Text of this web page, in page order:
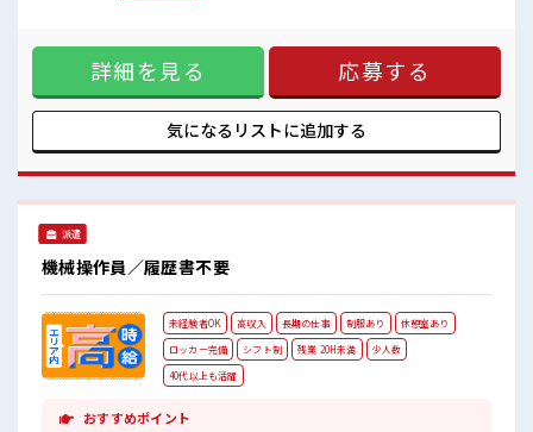
高収入もバッチリ目指せますよ！
ジするのは不安だけど、 しっかり働く環境が整っています！
イチからスキルUP・ステップUP目指していきましょう！ ≪
様々なお仕事をご提案≫ 一人で悩まず気軽に相談できる、 派
遣のお仕事です！ ■職場の雰囲気 一緒に働く仲間ともなじみ
やすい少人数の職場☆ 休憩室完備でランチや休憩も充実しそ
う♪ ロッカーあり！ 安心してお仕事に集中♪ 高収入もバッチ
詳細を見る 応募する
気になるリストに追加する
派遣
機械操作員／履歴書不要
未経験者OK 高収入 長期の仕事 制服あり
休憩室あり
ロッカー完備
シフト制 残業 20H未満
少人数
40代以上も活躍
おすすめポイント